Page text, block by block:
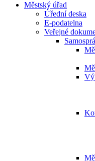
Městský úřad
Úřední deska
E-podatelna
Veřejné